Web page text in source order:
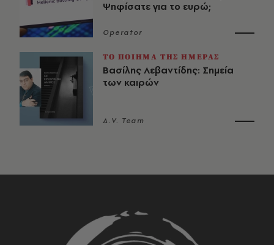
Ψηφίσατε για το ευρώ;
Operator
ΤΟ ΠΟΙΗΜΑ ΤΗΣ ΗΜΕΡΑΣ
Βασίλης Λεβαντίδης: Σημεία
των καιρών
A.V. Team